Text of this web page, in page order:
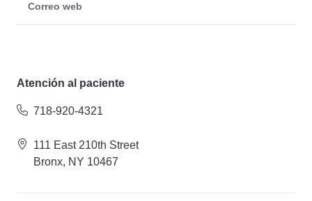
Correo web
Atención al paciente
718-920-4321
111 East 210th Street
Bronx, NY 10467